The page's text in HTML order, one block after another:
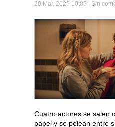
20 Mar, 2025 10:05 | Sin
Cuatro actores se salen
papel y se pelean entre